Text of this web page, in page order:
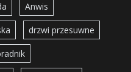
Anwis
drzwi przesuwne